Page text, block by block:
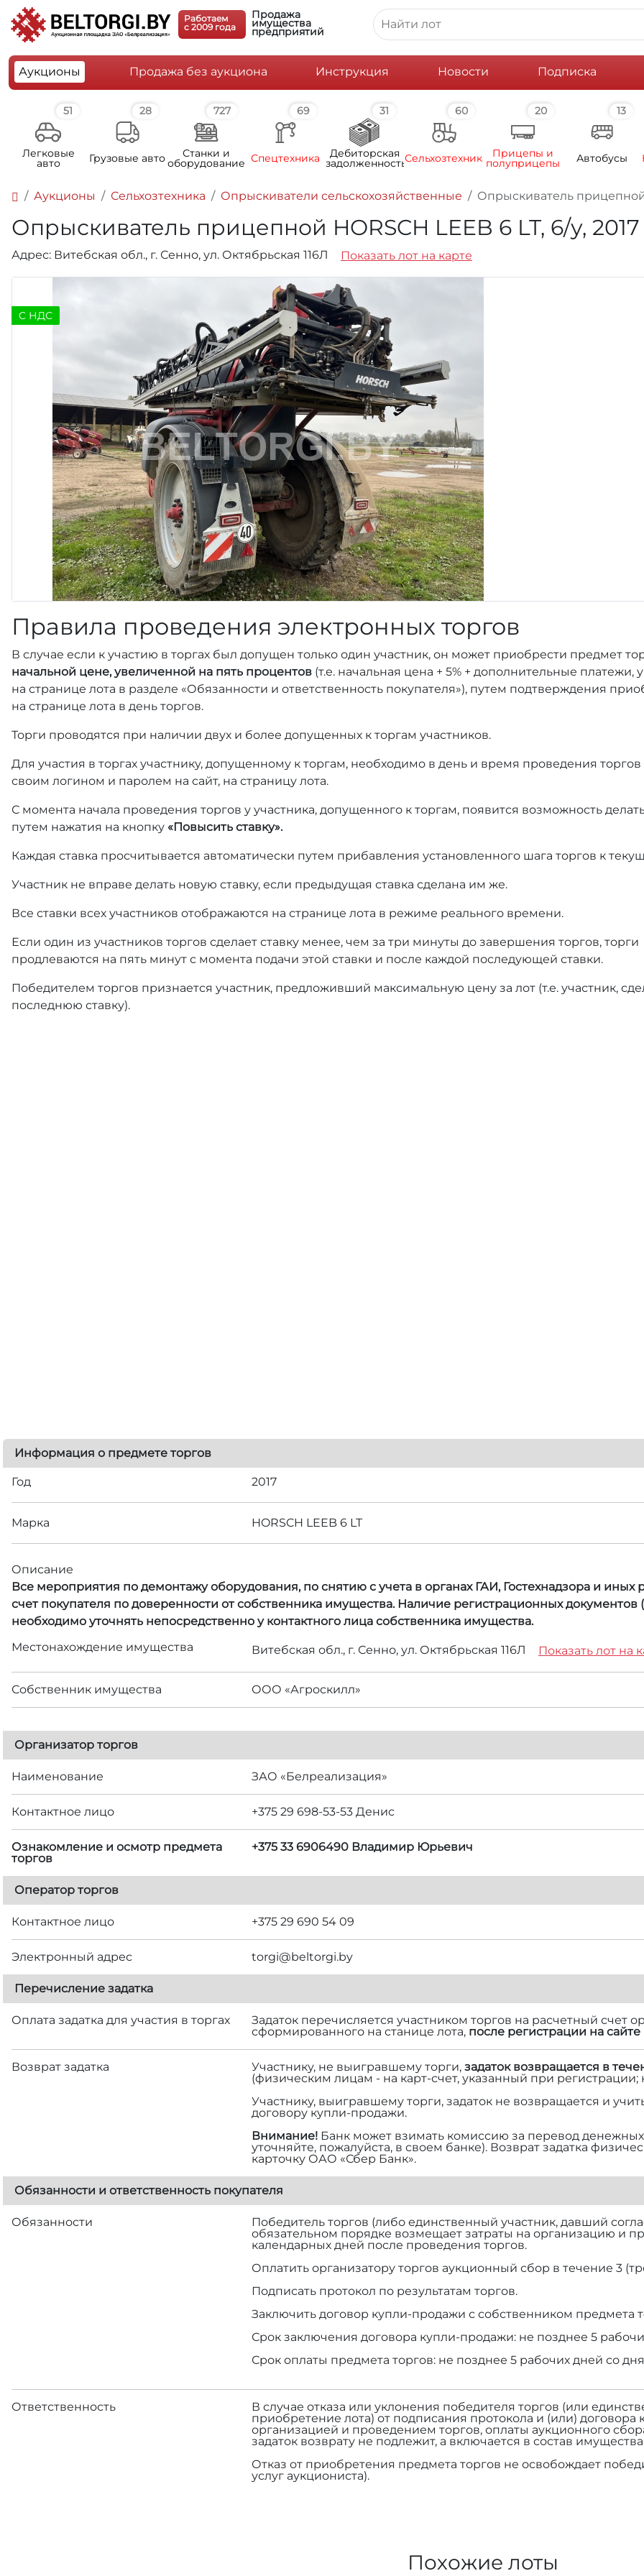
Работаем
c 2009 года
Продажа
имущества
предприятий
Аукционы Продажа без аукциона Инструкция Новости Подписка
51
Легковые
авто
28
Грузовые авто
727
Станки и
оборудование
69
Спецтехника
31
Дебиторская
задолженность
60
Сельхозтехника
20
Прицепы и
полуприцепы
13
Автобусы
Аукционы Сельхозтехника Опрыскиватели сельскохозяйственные Опрыскиватель прицепной
Опрыскиватель прицепной HORSCH LEEB 6 LT, 6/у,
Адрес: Витебская обл., г. Сенно, ул. Октябрьская 116Л Показать лот на карте
C НДС
Правила проведения электронных торгов
В случае если к участию в торгах был допущен только один участник, он может приобрести предмет
начальной цене, увеличенной на пять процентов (т.е. начальная цена + 5% + дополнительные платежи,
на странице лота в разделе «Обязанности и ответственность покупателя»), путем подтверждения
на странице лота в день торгов.
Торги проводятся при наличии двух и более допущенных к торгам участников.
Для участия в торгах участнику, допущенному к торгам, необходимо в день и время проведения
своим логином и паролем на сайт, на страницу лота.
С момента начала проведения торгов у участника, допущенного к торгам, появится возможность
путем нажатия на кнопку «Повысить ставку».
Каждая ставка просчитывается автоматически путем прибавления установленного шага торгов к
Участник не вправе делать новую ставку, если предыдущая ставка сделана им же.
Все ставки всех участников отображаются на странице лота в режиме реального времени.
Если один из участников торгов сделает ставку менее, чем за три минуты до завершения торгов, торги
продлеваются на пять минут с момента подачи этой ставки и после каждой последующей ставки.
Победителем торгов признается участник, предложивший максимальную цену за лот (т.е. участник,
последнюю ставку).
Информация о предмете торгов
Год 2017
Марка HORSCH LEEB 6 LT
Описание
Все мероприятия по демонтажу оборудования, по снятию с учета в органах ГАИ, Гостехнадзора и
счет покупателя по доверенности от собственника имущества. Наличие регистрационных документов
необходимо уточнять непосредственно у контактного лица собственника имущества.
Местонахождение имущества
Витебская обл., г. Сенно, ул. Октябрьская 116Л Показать лот на
Собственник имущества ООО «Агроскилл»
Организатор торгов
Наименование ЗАО «Белреализация»
Контактное лицо +375 29 698-53-53 Денис
Ознакомление и осмотр предмета
торгов
+375 33 6906490 Владимир Юрьевич
Оператор торгов
Контактное лицо +375 29 690 54 09
Электронный адрес torgi@beltorgi.by
Перечисление задатка
Оплата задатка для участия в торгах
Задаток перечисляется участником торгов на расчетный счет
сформированного на станице лота, после регистрации на сайте
Возврат задатка Участнику, не выигравшему торги, задаток возвращается в
(физическим лицам - на карт-счет, указанный при
Участнику, выигравшему торги, задаток не возвращается и
договору купли-продажи.
Внимание! Банк может взимать комиссию за перевод
уточняйте, пожалуйста, в своем банке). Возврат задатка
карточку ОАО «Сбер Банк».
Обязанности и ответственность покупателя
Обязанности
Победитель торгов (либо единственный участник, давший
обязательном порядке возмещает затраты на организацию и
календарных дней после проведения торгов.
Оплатить организатору торгов аукционный сбор в течение 3
Подписать протокол по результатам торгов.
Заключить договор купли-продажи с собственником предмета
Срок заключения договора купли-продажи: не позднее 5
Срок оплаты предмета торгов: не позднее 5 рабочих дней со
Ответственность
В случае отказа или уклонения победителя торгов (или
приобретение лота) от подписания протокола и (или)
организацией и проведением торгов, оплаты аукционного
задаток возврату не подлежит, а включается в состав
Отказ от приобретения предмета торгов не освобождает
услуг аукциониста).
Похожие лоты